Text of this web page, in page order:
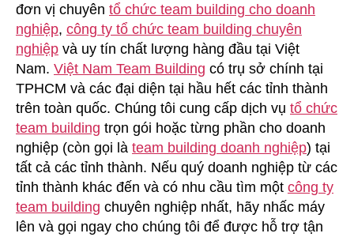
Chức
Team
Building
Hà
Tiên
đơn vị chuyên tổ chức team building cho doanh
nghiệp, công ty tổ chức team building chuyên
nghiệp và uy tín chất lượng hàng đầu tại Việt
Nam. Việt Nam Team Building có trụ sở chính tại
TPHCM và các đại diện tại hầu hết các tỉnh thành
trên toàn quốc. Chúng tôi cung cấp dịch vụ tổ chức
team building trọn gói hoặc từng phần cho doanh
nghiệp (còn gọi là team building doanh nghiệp) tại
tất cả các tỉnh thành. Nếu quý doanh nghiệp từ các
tỉnh thành khác đến và có nhu cầu tìm một công ty
team building chuyên nghiệp nhất, hãy nhấc máy
lên và gọi ngay cho chúng tôi để được hỗ trợ tận